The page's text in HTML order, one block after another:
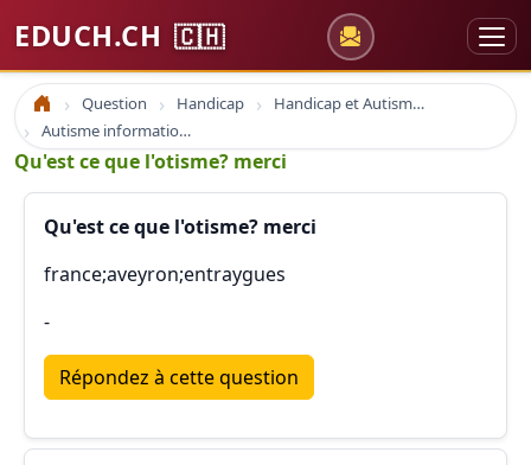
EDUCH.CH 🇨🇭
Accueil Question Handicap
Handicap et Autisme Autiste Suisse
Autisme information forum
Qu'est ce que l'otisme? merci
Qu'est ce que l'otisme? merci
france;aveyron;entraygues
-
Répondez à cette question